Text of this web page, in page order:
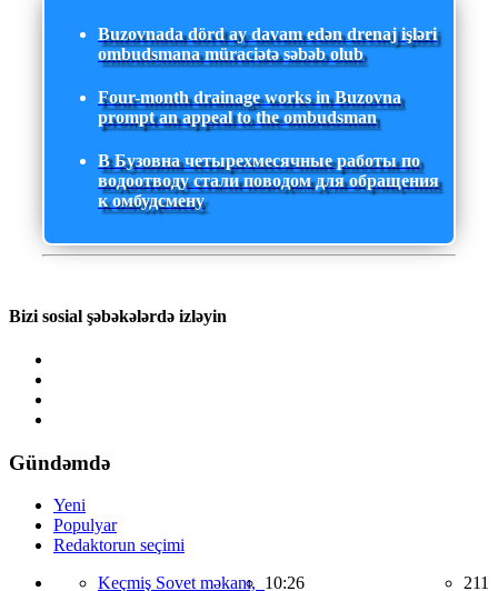
Buzovnada dörd ay davam edən drenaj işləri
ombudsmana müraciətə səbəb olub
Four-month drainage works in Buzovna
prompt an appeal to the ombudsman
В Бузовна четырехмесячные работы по
водоотводу стали поводом для обращения
к омбудсмену
Bizi sosial şəbəkələrdə izləyin
Gündəmdə
Yeni
Populyar
Redaktorun seçimi
Keçmiş Sovet məkanı, 10:26 211